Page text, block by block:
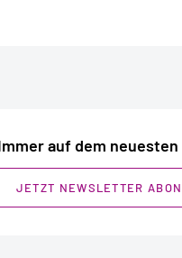
auf dem neuesten
JETZT NEWSLETTER